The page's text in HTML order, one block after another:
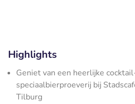
Highlights
Geniet van een heerlijke
speciaalbierproeverij bij
Tilburg